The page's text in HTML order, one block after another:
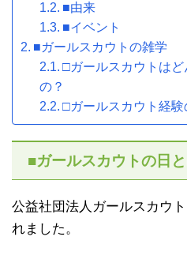
■由来
■イベント
■ガールスカウトの雑学
□ガールスカウトはど
の？
□ガールスカウト経験
■ガールスカウトの日
公益社団法人ガールスカウ
れました。